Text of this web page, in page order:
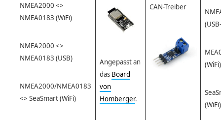
NMEA2000 <>
NMEA0183 (WiFi)
NMEA2000 <>
NMEA0183 (USB)
NMEA2000/NMEA0183
<> SeaSmart (WiFi)
Angepasst an
das Board
von
Homberger.
CAN-Treiber
(WiFi)
(WiFi)